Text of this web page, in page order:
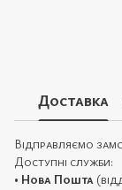
Доставка
Відправляємо
Доступні служби:
• Нова Пошта